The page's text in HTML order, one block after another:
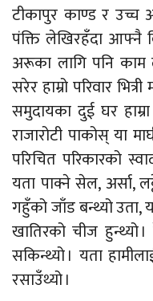
टीकापुर काण्ड र उच्च
पंक्ति लेखिरहँदा आफ्नै
अरूका लागि पनि काम
सरेर हाम्रो परिवार
समुदायका दुई घर
राजारोटी पाकोस् या
परिचित परिकारको
यता पाक्ने सेल, अर्सा,
गहुँको जाँड बन्थ्यो उता,
खातिरको चीज
सकिन्थ्यो । यता
रसाउँथ्यो ।